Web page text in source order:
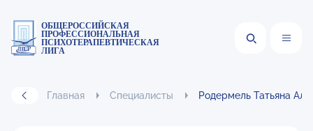
ОБЩЕРОССИЙСКАЯ
ПРОФЕССИОНАЛЬНАЯ
ПСИХОТЕРАПЕВТИЧЕСКАЯ
ЛИГА
Главная Специалисты Родермель Татьяна